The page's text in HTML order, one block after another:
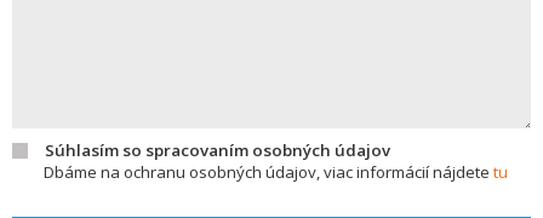
Súhlasím so spracovaním osobných údajov
Dbáme na ochranu osobných údajov, viac informácií nájdete tu